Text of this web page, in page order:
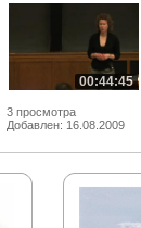
00:44:45
3 просмотра
Добавлен: 16.08.2009